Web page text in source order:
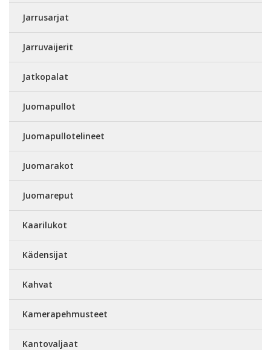
Jarrusarjat
Jarruvaijerit
Jatkopalat
Juomapullot
Juomapullotelineet
Juomarakot
Juomareput
Kaarilukot
Kädensijat
Kahvat
Kamerapehmusteet
Kantovaljaat